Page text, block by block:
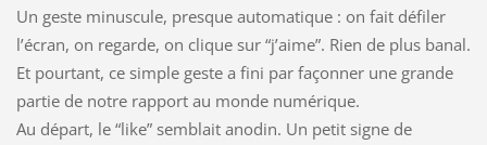
Un geste minuscule, presque automatique : on fait défiler
l’écran, on regarde, on clique sur “j’aime”. Rien de plus banal.
Et pourtant, ce simple geste a fini par façonner une grande
partie de notre rapport au monde numérique.
Au départ, le “like” semblait anodin. Un petit signe de